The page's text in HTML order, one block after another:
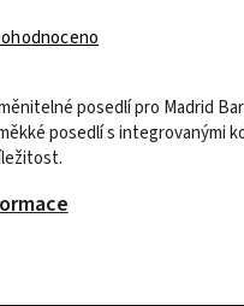
posedlí pro Madrid
posedlí s integrovanými